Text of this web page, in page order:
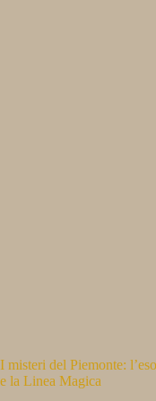
I misteri del Piemonte:
e la Linea Magica